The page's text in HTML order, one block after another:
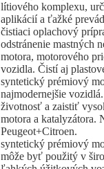
lítiového komplexu,
aplikácií a ťažké
čistiaci oplachový
odstránenie mastných
motora, motorového
vozidla. Čistí aj
syntetický prémiový
najmodernejšie
životnosť a zaistiť
motora a katalyzátora.
Peugeot+Citroen.
syntetický prémiový
môže byť použitý v